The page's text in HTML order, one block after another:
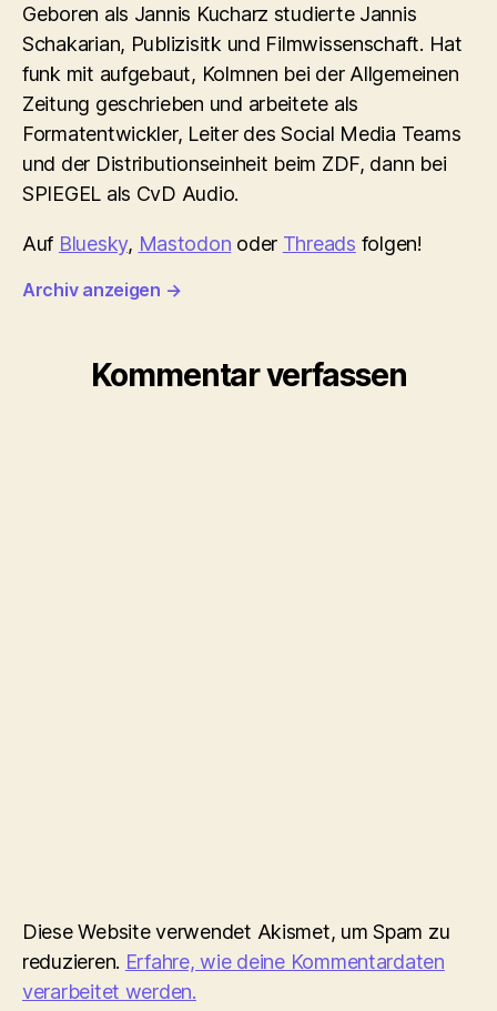
Geboren als Jannis Kucharz studierte Jannis
Schakarian, Publizisitk und Filmwissenschaft. Hat
funk mit aufgebaut, Kolmnen bei der Allgemeinen
Zeitung geschrieben und arbeitete als
Formatentwickler, Leiter des Social Media Teams
und der Distributionseinheit beim ZDF, dann bei
SPIEGEL als CvD Audio.
Auf Bluesky, Mastodon oder Threads folgen!
Archiv anzeigen →
Kommentar verfassen
Diese Website verwendet Akismet, um Spam zu
reduzieren. Erfahre, wie deine Kommentardaten
verarbeitet werden.